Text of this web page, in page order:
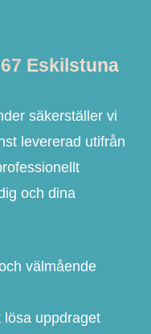
Eskilstuna
säkerställer vi
levererad utifrån
och dina
välmående
uppdraget